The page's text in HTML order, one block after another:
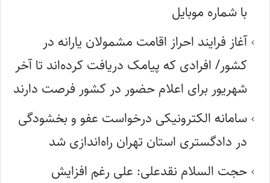
با شماره موبایل
آغاز فرایند احراز اقامت مشمولان یارانه در
کشور/ افرادی که پیامک دریافت کرده‌اند تا آخر
شهریور برای اعلام حضور در کشور فرصت دارند
سامانه الکترونیکی درخواست عفو و بخشودگی
در دادگستری استان تهران راه‌اندازی شد
حجت السلام نقدعلی: علی رغم افزایش